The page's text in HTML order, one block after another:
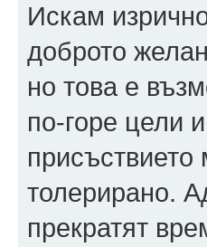
Искам
доброто
но това е
по-горе цели
толерирано.
прекратят